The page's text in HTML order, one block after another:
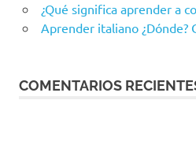
¿Qué significa aprender a
Aprender italiano ¿Dónde?
COMENTARIOS